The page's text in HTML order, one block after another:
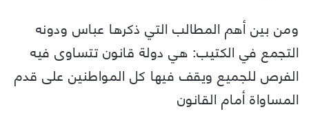
ومن بين أهم المطالب التي ذكرها عباس ودونه
التجمع في الكتيب: هي دولة قانون تتساوى فيه
الفرص للجميع ويقف فيها كل المواطنين على قدم
المساواة أمام القانون